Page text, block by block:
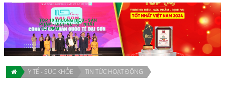
TOP 10 THƯƠNG HIỆU - SẢN
PHẨM - DỊCH VỤ TỐT NHẤT
VIỆT NAM
Y TẾ - SỨC KHỎE TIN TỨC HOẠT ĐỘNG